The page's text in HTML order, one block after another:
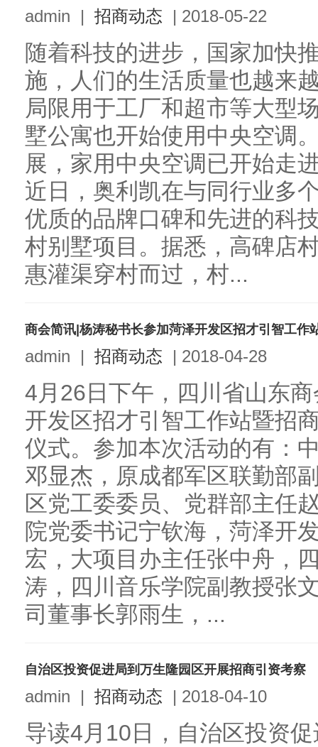
admin | 招商动态 | 2018-05-22
随着科技的进步，国家加快
施，人们的生活质量也越来
局限用于工厂和超市等大型
墅公寓也开始使用中央空调
展，家用中央空调已开始走
近日，奥利凯在与同行业多
优质的品牌口碑和先进的科
村别墅项目。据悉，高碑店
惠灌渠穿村而过，村...
商会简讯|杨涛秘书长参加菏泽开发区招才引智工作
admin | 招商动态 | 2018-04-28
4月26日下午，四川省山东
开发区招才引智工作站暨招
仪式。参加本次活动的有：
邓显杰，原成都军区联勤部
区党工委委员、党群部主任
院党委书记宁钦海，菏泽开
宏，大项目办主任张中舟，
涛，四川音乐学院副教授张
司董事长郭雨生，...
自治区投资促进局到万生隆园区开展招商引资考察
admin | 招商动态 | 2018-04-10
导读4月10日，自治区投资